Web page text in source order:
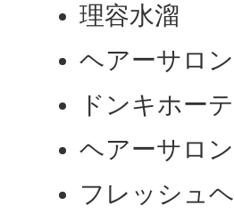
理容水溜
ヘアーサロ
ドンキホーテ
ヘアーサロ
フレッシュ